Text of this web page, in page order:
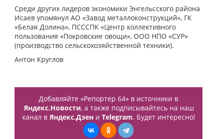
Среди других лидеров экономики Энгельсского района
Исаев упомянул АО «Завод металлоконструкций», ГК
«Белая Долина», ПСССПК «Центр коллективного
пользования «Покровские овощи», ООО НПО «СУР»
(производство сельскохозяйственной техники).
Антон Круглов
Добавляйте «Репортер 64» в источники в
Яндекс.Новости, а также подписывайтесь на наш
канал в Яндекс.Дзени Telegram. Будет интересно!